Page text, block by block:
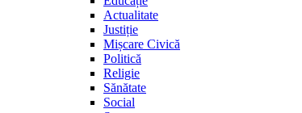
Actualitate
Justiție
Mișcare Civică
Politică
Religie
Sănătate
Social